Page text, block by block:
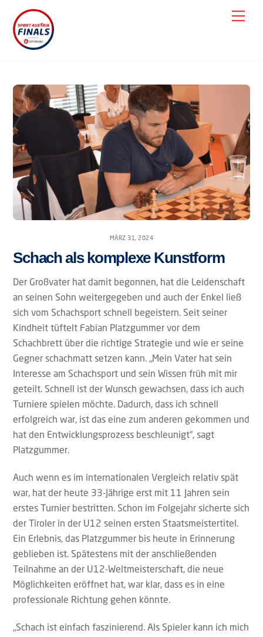
content
MÄRZ 31, 2024
Schach als komplexe Kunstform
Der Großvater hat damit begonnen, hat die Leidenschaft
an seinen Sohn weitergegeben und auch der Enkel ließ
sich vom Schachsport schnell begeistern. Seit seiner
Kindheit tüftelt Fabian Platzgummer vor dem
Schachbrett über die richtige Strategie und wie er seine
Gegner schachmatt setzen kann. „Mein Vater hat sein
Interesse am Schachsport und sein Wissen früh mit mir
geteilt. Schnell ist der Wunsch gewachsen, dass ich auch
Turniere spielen möchte. Dadurch, dass ich schnell
erfolgreich war, ist das eine zum anderen gekommen und
hat den Entwicklungsprozess beschleunigt“, sagt
Platzgummer.
Auch wenn es im internationalen Vergleich relativ spät
war, hat der heute 33-Jährige erst mit 11 Jahren sein
erstes Turnier bestritten. Schon im Folgejahr sicherte sich
der Tiroler in der U12 seinen ersten Staatsmeistertitel.
Ein Erlebnis, das Platzgummer bis heute in Erinnerung
geblieben ist. Spätestens mit der anschließenden
Teilnahme an der U12-Weltmeisterschaft, die neue
Möglichkeiten eröffnet hat, war klar, dass es in eine
professionale Richtung gehen könnte.
„Schach ist einfach faszinierend. Als Spieler kann ich mich